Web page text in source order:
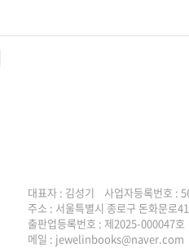
대표자 : 김성기 사업자등록번호 :
주소 : 서울특별시 종로구 돈화문로
출판업등록번호 : 제2025-000047호
메일 : jewelinbooks@naver.com